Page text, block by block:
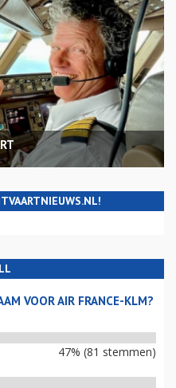
VOOR AIR FRANCE-KLM?
47% (81 stemmen)